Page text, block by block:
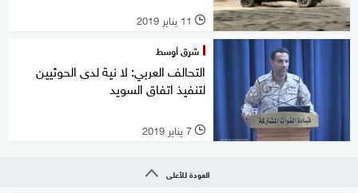
l 11 يناير 2019
شرق أوسط
التحالف العربي: لا نية لدى الحوثيين
لتنفيذ اتفاق السويد
l 7 يناير 2019
العودة للأعلى